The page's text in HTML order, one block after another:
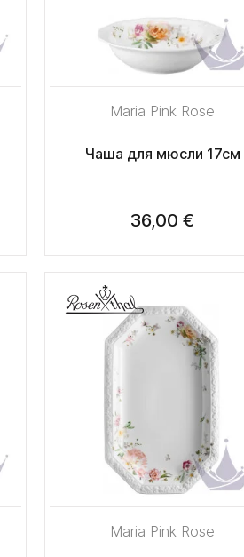
Maria Pink Rose
Чаша для мюсли 17см
36,00 €
Maria Pink Rose